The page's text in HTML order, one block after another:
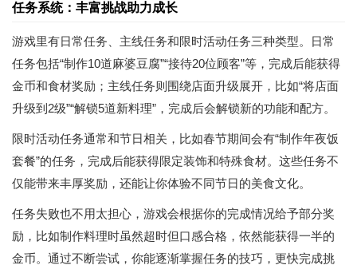
任务系统：丰富挑战助力成长
游戏里有日常任务、主线任务和限时活动任务三种类型。日常
任务包括“制作10道麻婆豆腐”“接待20位顾客”等，完成后能获得
金币和食材奖励；主线任务则围绕店面升级展开，比如“将店面
升级到2级”“解锁5道新料理”，完成后会解锁新的功能和配方。
限时活动任务通常和节日相关，比如春节期间会有“制作年夜饭
套餐”的任务，完成后能获得限定装饰和特殊食材。这些任务不
仅能带来丰厚奖励，还能让你体验不同节日的美食文化。
任务失败也不用太担心，游戏会根据你的完成情况给予部分奖
励，比如制作料理时虽然超时但口感合格，依然能获得一半的
金币。通过不断尝试，你能逐渐掌握任务的技巧，更快完成挑